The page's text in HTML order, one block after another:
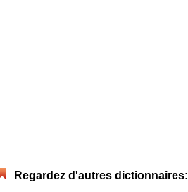
Regardez d'autres dictionnaires: